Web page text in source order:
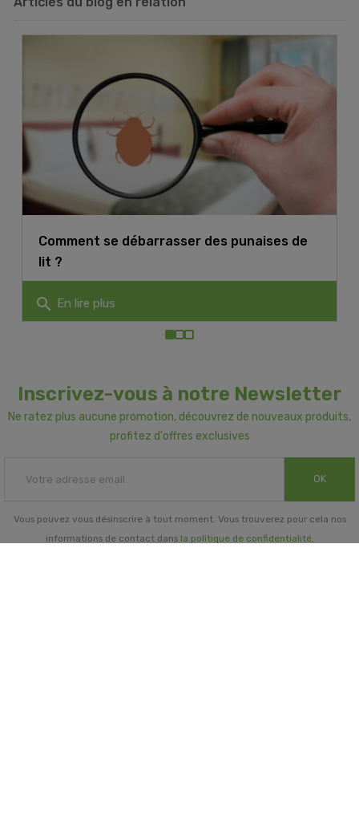
Comment se débarrasser des punaises de
lit ?
search En lire plus
Inscrivez-vous à notre Newsletter
Ne ratez plus aucune promotion, découvrez de nouveaux produits,
profitez d'offres exclusives
OK
Vous pouvez vous désinscrire à tout moment. Vous trouverez pour cela nos
informations de contact dans la politique de confidentialité.